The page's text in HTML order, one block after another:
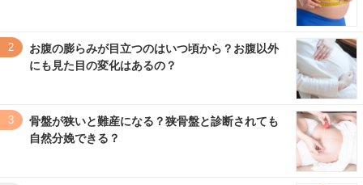
2
お腹の膨らみが目立つのはいつ頃から？お腹以外
にも見た目の変化はあるの？
3
骨盤が狭いと難産になる？狭骨盤と診断されても
自然分娩できる？